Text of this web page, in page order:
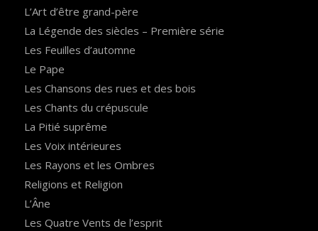
L’Art d’être grand-père
La Légende des siècles – Première série
Les Feuilles d’automne
Le Pape
Les Chansons des rues et des bois
Les Chants du crépuscule
La Pitié suprême
Les Voix intérieures
Les Rayons et les Ombres
Religions et Religion
L’Âne
Les Quatre Vents de l’esprit